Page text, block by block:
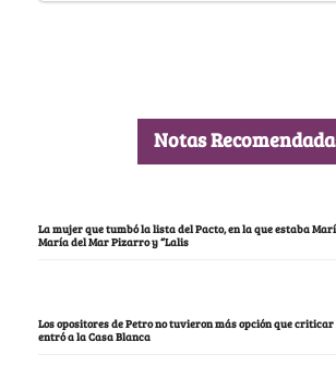
Notas
La mujer que tumbó la lista del Pacto, en la que estaba
María del Mar Pizarro y “Lalis
Los opositores de Petro no tuvieron más opción que
entró a la Casa Blanca